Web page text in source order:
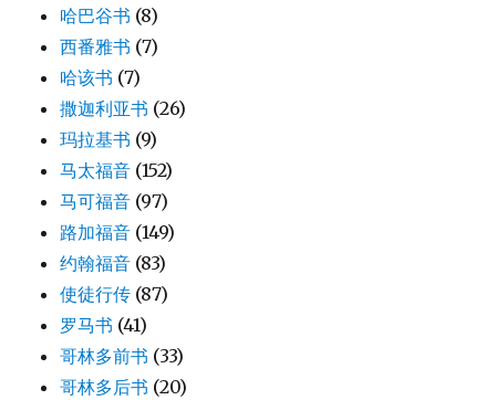
哈巴谷书 (8)
西番雅书 (7)
哈该书 (7)
撒迦利亚书 (26)
玛拉基书 (9)
马太福音 (152)
马可福音 (97)
路加福音 (149)
约翰福音 (83)
使徒行传 (87)
罗马书 (41)
哥林多前书 (33)
哥林多后书 (20)